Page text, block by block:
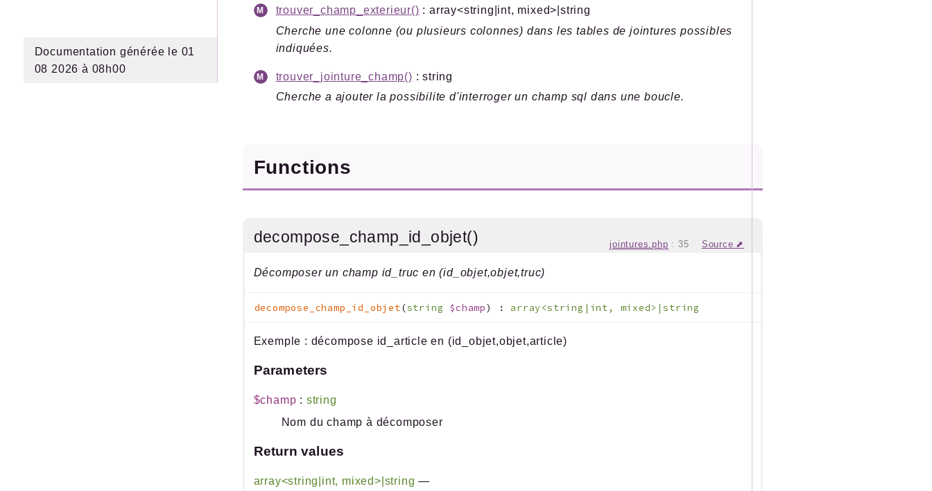
Documentation générée le 01
08 2026 à 08h00
trouver_champ_exterieur() : array<string|int, mixed>|string
Cherche une colonne (ou plusieurs colonnes) dans les tables de jointures possibles
indiquées.
trouver_jointure_champ() : string
Cherche a ajouter la possibilite d'interroger un champ sql dans une boucle.
Functions
decompose_champ_id_objet() jointures.php : 35 Source
Décomposer un champ id_truc en (id_objet,objet,truc)
decompose_champ_id_objet(string $champ) : array<string|int, mixed>|string
Exemple : décompose id_article en (id_objet,objet,article)
Parameters
$champ : string
Nom du champ à décomposer
Return values
array<string|int, mixed>|string —